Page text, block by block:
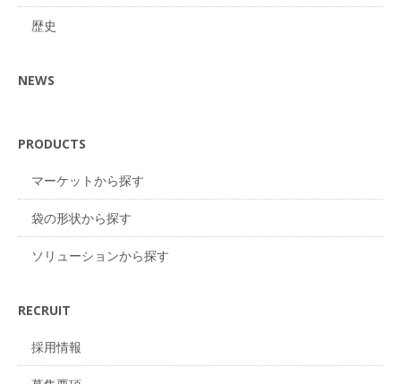
歴史
NEWS
PRODUCTS
マーケットから探す
袋の形状から探す
ソリューションから探す
RECRUIT
採用情報